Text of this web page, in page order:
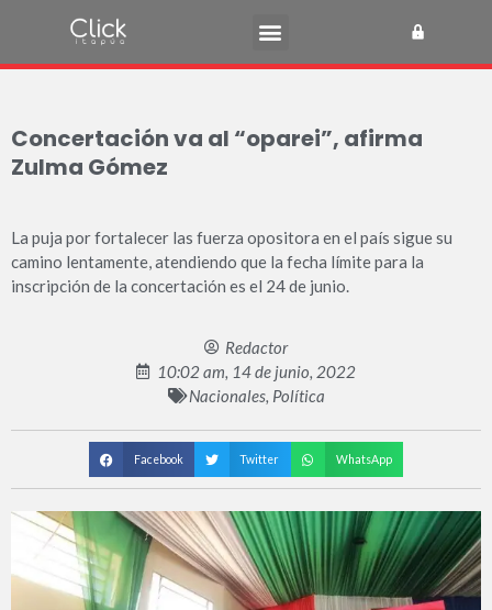
Concertación va al “oparei”, afirma
Zulma Gómez
La puja por fortalecer las fuerza opositora en el país sigue su
camino lentamente, atendiendo que la fecha límite para la
inscripción de la concertación es el 24 de junio.
Redactor
10:02 am, 14 de junio, 2022
Nacionales, Política
Facebook Twitter WhatsApp